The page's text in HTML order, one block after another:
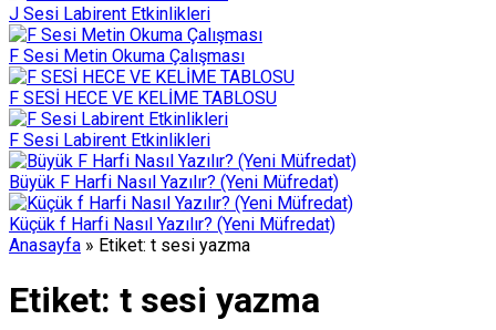
J Sesi Labirent Etkinlikleri
F Sesi Metin Okuma Çalışması
F SESİ HECE VE KELİME TABLOSU
F Sesi Labirent Etkinlikleri
Büyük F Harfi Nasıl Yazılır? (Yeni Müfredat)
Küçük f Harfi Nasıl Yazılır? (Yeni Müfredat)
Anasayfa » Etiket: t sesi yazma
Etiket: t sesi yazma